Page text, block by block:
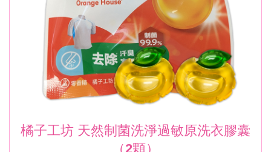
橘子工坊 天然制菌洗淨過敏原洗衣膠囊
（2顆）